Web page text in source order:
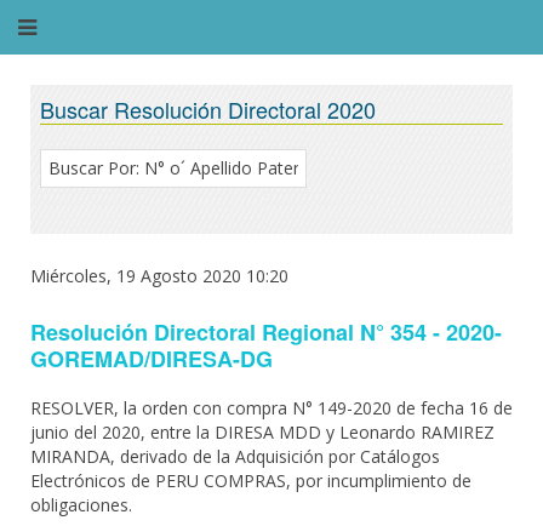
Buscar Resolución Directoral 2020
Miércoles, 19 Agosto 2020 10:20
Resolución Directoral Regional N° 354 - 2020-
GOREMAD/DIRESA-DG
RESOLVER, la orden con compra N° 149-2020 de fecha 16 de
junio del 2020, entre la DIRESA MDD y Leonardo RAMIREZ
MIRANDA, derivado de la Adquisición por Catálogos
Electrónicos de PERU COMPRAS, por incumplimiento de
obligaciones.